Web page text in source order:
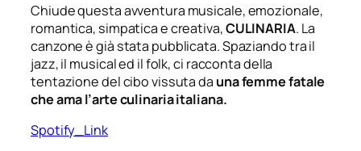
Chiude questa avventura musicale, emozionale,
romantica, simpatica e creativa,CULINARIA. La
canzone è già stata pubblicata. Spaziando tra il
jazz, il musical ed il folk, ci racconta della
tentazione del cibo vissuta da una femme fatale
che ama l’arte culinaria italiana.
Spotify_Link